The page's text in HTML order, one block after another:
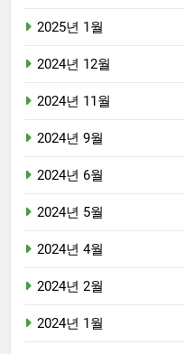
2025년 1월
2024년 12월
2024년 11월
2024년 9월
2024년 6월
2024년 5월
2024년 4월
2024년 2월
2024년 1월